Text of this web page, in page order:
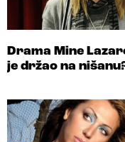
Drama Mine
je držao na